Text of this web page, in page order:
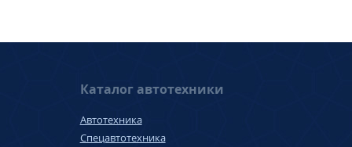
Каталог автотехники
Автотехника
Спецавтотехника